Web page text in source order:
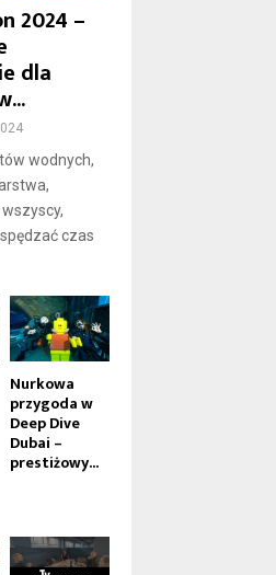
2024 –
dla
wodnych,
czas
Nurkowa
przygoda w
Deep Dive
Dubai –
prestiżowy...